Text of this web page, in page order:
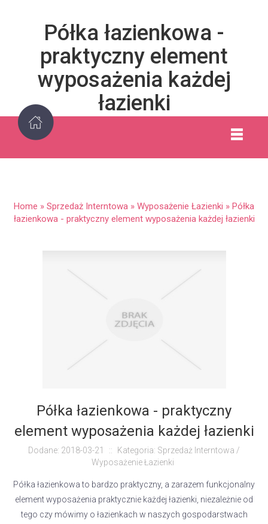
Półka łazienkowa -
praktyczny element
wyposażenia każdej
łazienki
Home » Sprzedaż Interntowa » Wyposażenie Łazienki » Półka
łazienkowa - praktyczny element wyposażenia każdej łazienki
Półka łazienkowa - praktyczny
element wyposażenia każdej łazienki
Dodane: 2018-03-21 ::
Kategoria: Sprzedaż Interntowa /
Wyposażenie Łazienki
Półka łazienkowa to bardzo praktyczny, a zarazem funkcjonalny
element wyposażenia praktycznie każdej łazienki, niezależnie od
tego czy mówimy o łazienkach w naszych gospodarstwach